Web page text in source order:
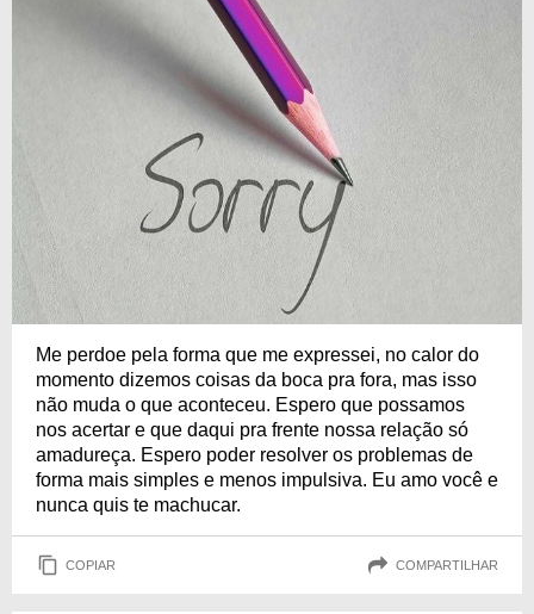
Me perdoe pela forma que me expressei, no calor do
momento dizemos coisas da boca pra fora, mas isso
não muda o que aconteceu. Espero que possamos
nos acertar e que daqui pra frente nossa relação só
amadureça. Espero poder resolver os problemas de
forma mais simples e menos impulsiva. Eu amo você e
nunca quis te machucar.
COPIAR COMPARTILHAR